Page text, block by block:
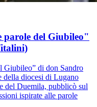
parole del Giubileo"
Giubileo” di don Sandro
della diocesi di Lugano
del Duemila, pubblicò sul
ispirate alle parole